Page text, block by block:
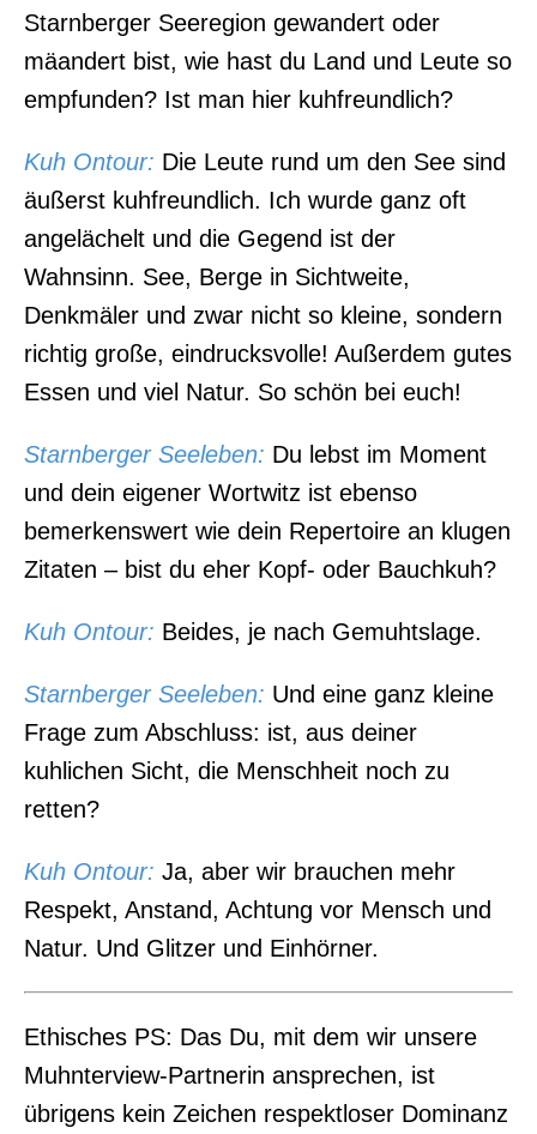
Starnberger Seeregion gewandert oder
mäandert bist, wie hast du Land und Leute so
empfunden? Ist man hier kuhfreundlich?
Kuh Ontour: Die Leute rund um den See sind
äußerst kuhfreundlich. Ich wurde ganz oft
angelächelt und die Gegend ist der
Wahnsinn. See, Berge in Sichtweite,
Denkmäler und zwar nicht so kleine, sondern
richtig große, eindrucksvolle! Außerdem gutes
Essen und viel Natur. So schön bei euch!
Starnberger Seeleben: Du lebst im Moment
und dein eigener Wortwitz ist ebenso
bemerkenswert wie dein Repertoire an klugen
Zitaten – bist du eher Kopf- oder Bauchkuh?
Kuh Ontour: Beides, je nach Gemuhtslage.
Starnberger Seeleben: Und eine ganz kleine
Frage zum Abschluss: ist, aus deiner
kuhlichen Sicht, die Menschheit noch zu
retten?
Kuh Ontour: Ja, aber wir brauchen mehr
Respekt, Anstand, Achtung vor Mensch und
Natur. Und Glitzer und Einhörner.
Ethisches PS: Das Du, mit dem wir unsere
Muhnterview-Partnerin ansprechen, ist
übrigens kein Zeichen respektloser Dominanz